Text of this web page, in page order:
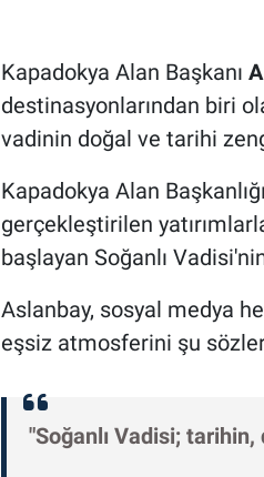
Kapadokya Alan Başkanı
destinasyonlarından biri
vadinin doğal ve tarihi
Kapadokya Alan
gerçekleştirilen
başlayan Soğanlı
Aslanbay, sosyal medya
eşsiz atmosferini şu
"Soğanlı Vadisi; tarihin,